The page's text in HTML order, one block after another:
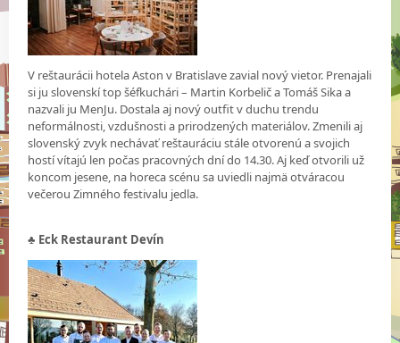
V reštaurácii hotela Aston v Bratislave zavial nový vietor. Prenajali
si ju slovenskí top šéfkuchári – Martin Korbelič a Tomáš Sika a
nazvali ju MenJu. Dostala aj nový outfit v duchu trendu
neformálnosti, vzdušnosti a prirodzených materiálov. Zmenili aj
slovenský zvyk nechávať reštauráciu stále otvorenú a svojich
hostí vítajú len počas pracovných dní do 14.30. Aj keď otvorili už
koncom jesene, na horeca scénu sa uviedli najmä otváracou
večerou Zimného festivalu jedla.
♣ Eck Restaurant Devín